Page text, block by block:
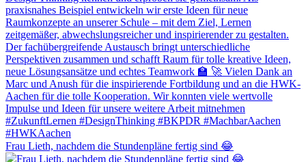
Frau Lieth, nachdem die Stundenpläne fertig sind 😂